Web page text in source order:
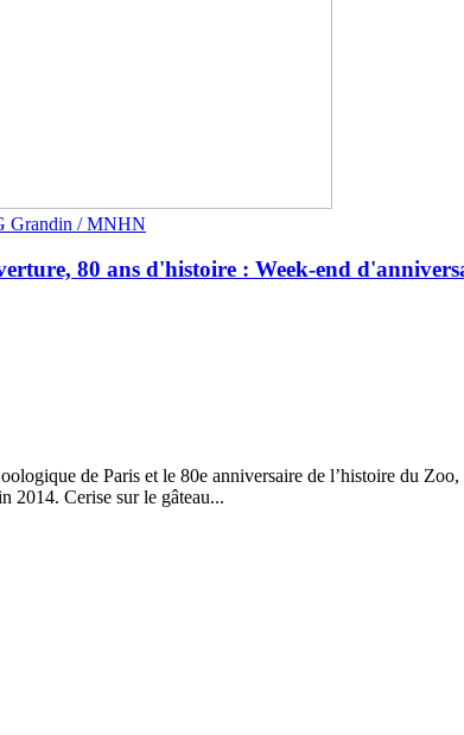
Grandin / MNHN
ans d'histoire : Week-end
de Paris et le 80e anniversaire de l’histoire du
2014. Cerise sur le gâteau...